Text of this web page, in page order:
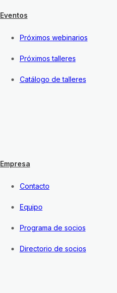
Eventos
Próximos webinarios
Próximos talleres
Catálogo de talleres
Empresa
Contacto
Equipo
Programa de socios
Directorio de socios